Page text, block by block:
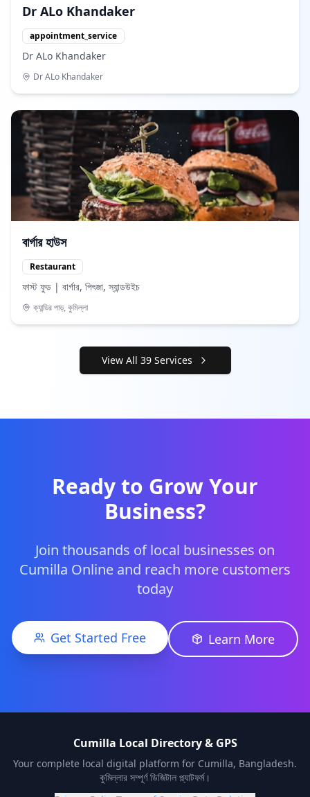
Dr ALo Khandaker
appointment_service
Dr ALo Khandaker
Dr ALo Khandaker
বার্গার হাউস
Restaurant
ফাস্ট ফুড | বার্গার, পিৎজা, স্যান্ডউইচ
ক্যান্ডির পাড়, কুমিল্লা
View All 39Services
Ready to Grow Your
Business?
Join thousands of local businesses on
Cumilla Online and reach more customers
today
Get Started Free Learn More
Cumilla Local Directory & GPS
Your complete local digital platform for Cumilla, Bangladesh.
কুমিল্লার সম্পূর্ণ ডিজিটাল প্ল্যাটফর্ম।